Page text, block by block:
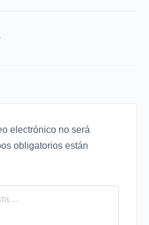
electrónico no será
obligatorios están